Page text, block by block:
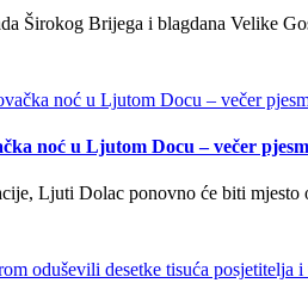
Širokog Brijega i blagdana Velike
noć u Ljutom Docu – večer
Ljuti Dolac ponovno će biti